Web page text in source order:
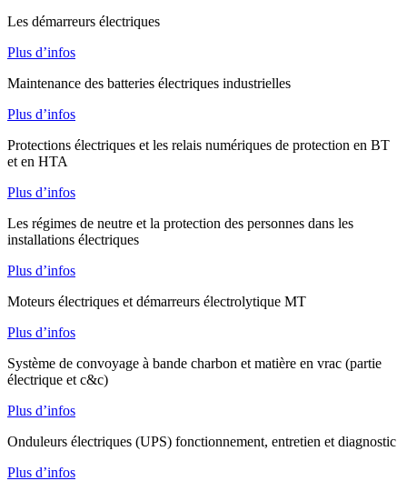
Les démarreurs électriques
Plus d’infos
Maintenance des batteries électriques industrielles
Plus d’infos
Protections électriques et les relais numériques de protection en BT
et en HTA
Plus d’infos
Les régimes de neutre et la protection des personnes dans les
installations électriques
Plus d’infos
Moteurs électriques et démarreurs électrolytique MT
Plus d’infos
Système de convoyage à bande charbon et matière en vrac (partie
électrique et c&c)
Plus d’infos
Onduleurs électriques (UPS) fonctionnement, entretien et diagnostic
Plus d’infos